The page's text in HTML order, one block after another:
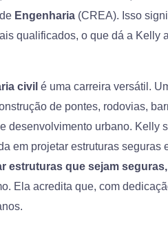
Engenharia (CREA). Isso
qualificados, o que dá a Kelly
civil é uma carreira versátil.
de pontes, rodovias,
desenvolvimento urbano. Kelly
em projetar estruturas seguras
estruturas que sejam
Ela acredita que, com